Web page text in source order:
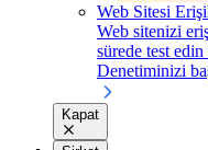
Web Sitesi
Web sitenizi
sürede test
Denetiminizi
Kapat